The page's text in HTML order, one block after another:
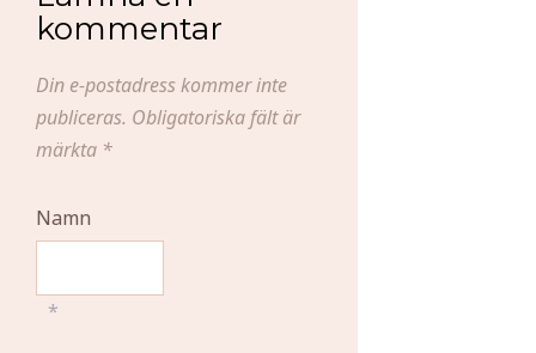
kommentar
Din e-postadress kommer inte
publiceras. Obligatoriska fält är
märkta *
Namn
*